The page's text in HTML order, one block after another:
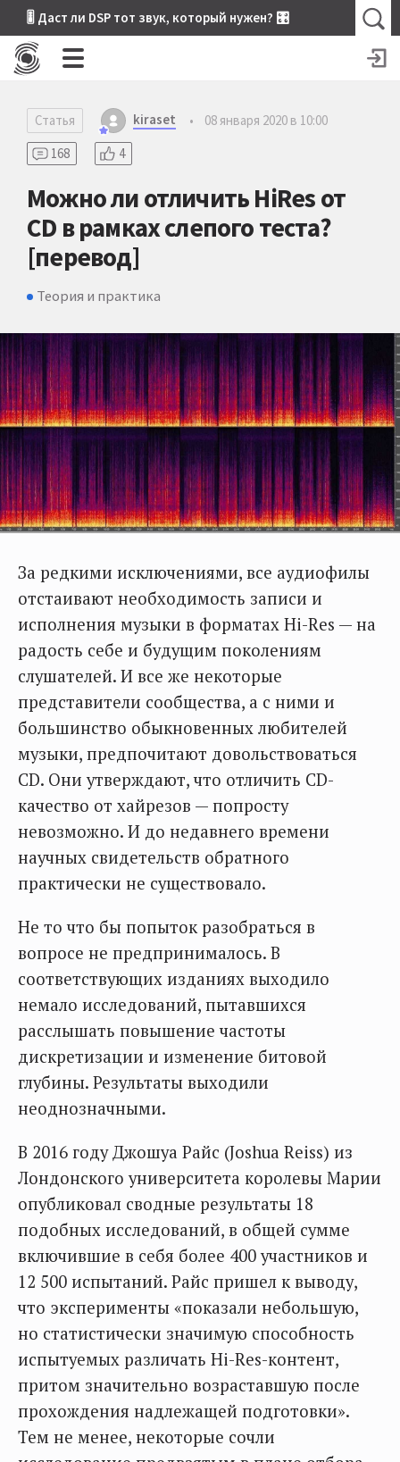
🎚 Даст ли DSP тот звук, который нужен? 🎛
Статья kiraset •
08 января 2020 в 10:00
168
4
Можно ли отличить HiRes от
CD в рамках слепого теста?
[перевод]
Теория и практика
За редкими исключениями, все аудиофилы
отстаивают необходимость записи и
исполнения музыки в форматах Hi-Res — на
радость себе и будущим поколениям
слушателей. И все же некоторые
представители сообщества, а с ними и
большинство обыкновенных любителей
музыки, предпочитают довольствоваться
CD. Они утверждают, что отличить CD-
качество от хайрезов — попросту
невозможно. И до недавнего времени
научных свидетельств обратного
практически не существовало.
Не то что бы попыток разобраться в
вопросе не предпринималось. В
соответствующих изданиях выходило
немало исследований, пытавшихся
расслышать повышение частоты
дискретизации и изменение битовой
глубины. Результаты выходили
неоднозначными.
В 2016 году Джошуа Райс (Joshua Reiss) из
Лондонского университета королевы Марии
опубликовал сводные результаты 18
подобных исследований, в общей сумме
включившие в себя более 400 участников и
12 500 испытаний. Райс пришел к выводу,
что эксперименты «показали небольшую,
но статистически значимую способность
испытуемых различать Hi-Res-контент,
притом значительно возраставшую после
прохождения надлежащей подготовки».
Тем не менее, некоторые сочли